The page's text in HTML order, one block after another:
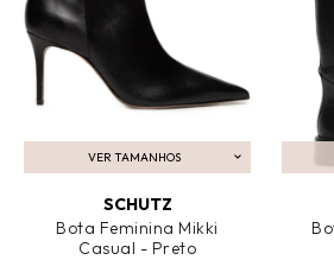
VER TAMANHOS
ADICIONAR AO CARRINHO
SCHUTZ
Bota Feminina Mikki
Casual - Preto